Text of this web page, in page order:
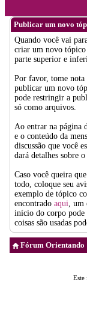
Publicar um novo
Quando você vai
criar um novo tópico
parte superior e
Por favor, tome nota
publicar um novo
pode restringir a
só como arquivos.
Ao entrar na página
e o conteúdo da
discussão que você
dará detalhes sobre
Caso você queira que
todo, coloque seu
exemplo de tópico
encontrado aqui ,
início do corpo pode
coisas são usadas
Fórum Orientando
Este